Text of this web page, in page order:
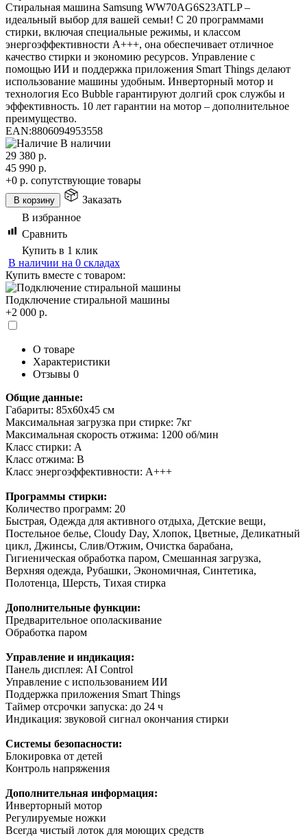
Стиральная машина Samsung WW70AG6S23ATLP –
идеальный выбор для вашей семьи! С 20 программами
стирки, включая специальные режимы, и классом
энергоэффективности A+++, она обеспечивает отличное
качество стирки и экономию ресурсов. Управление с
помощью ИИ и поддержка приложения Smart Things делают
использование машины удобным. Инверторный мотор и
технология Eco Bubble гарантируют долгий срок службы и
эффективность. 10 лет гарантии на мотор – дополнительное
преимущество.
EAN:8806094953558
В наличии
29 380 р.
45 990 р.
+0 р. сопутствующие товары
В корзину
Заказать
В избранное
Сравнить
Купить в 1 клик
В наличии на 0 складах
Купить вместе с товаром:
Подключение стиральной машины
+2 000 р.
О товаре
Характеристики
Отзывы 0
Общие данные:
Габариты: 85x60x45 см
Максимальная загрузка при стирке: 7кг
Максимальная скорость отжима: 1200 об/мин
Класс стирки: A
Класс отжима: B
Класс энергоэффективности: A+++
Программы стирки:
Количество программ: 20
Быстрая, Одежда для активного отдыха, Детские вещи,
Постельное белье, Cloudy Day, Хлопок, Цветные, Деликатный
цикл, Джинсы, Слив/Отжим, Очистка барабана,
Гигиеническая обработка паром, Смешанная загрузка,
Верхняя одежда, Рубашки, Экономичная, Синтетика,
Полотенца, Шерсть, Тихая стирка
Дополнительные функции:
Предварительное ополаскивание
Обработка паром
Управление и индикация:
Панель дисплея: AI Control
Управление с использованием ИИ
Поддержка приложения Smart Things
Таймер отсрочки запуска: до 24 ч
Индикация: звуковой сигнал окончания стирки
Системы безопасности:
Блокировка от детей
Контроль напряжения
Дополнительная информация:
Инверторный мотор
Регулируемые ножки
Всегда чистый лоток для моющих средств